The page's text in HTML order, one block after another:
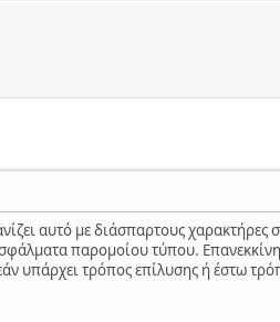
αυτό με διάσπαρτους χαρακτήρες
παρομοίου τύπου.
υπάρχει τρόπος επίλυσης ή έστω